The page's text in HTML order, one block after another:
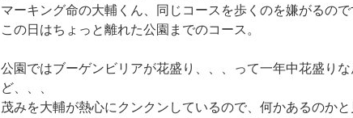
マーキング命の大輔くん、同じコースを歩くのを嫌がるので
この日はちょっと離れた公園までのコース。
公園ではブーゲンビリアが花盛り、、、って一年中花盛り
ど、、、
茂みを大輔が熱心にクンクンしているので、何かあるのかと